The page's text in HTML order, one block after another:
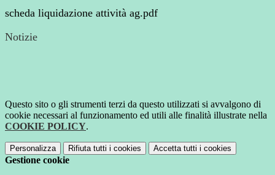
scheda liquidazione attività ag.pdf
Notizie
Questo sito o gli strumenti terzi da questo utilizzati si avvalgono di
cookie necessari al funzionamento ed utili alle finalità illustrate nella
COOKIE POLICY.
Personalizza Rifiuta tutti i cookies Accetta tutti i cookies
Gestione cookie